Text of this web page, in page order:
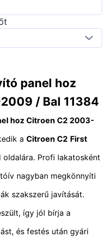
panel hoz
/ Bal 11384
hoz Citroen C2 2003-
a Citroen C2 First
oldalára. Profi lakatosként
nagyban megkönnyíti
szakszerű javítását.
így jól bírja a
és festés után gyári